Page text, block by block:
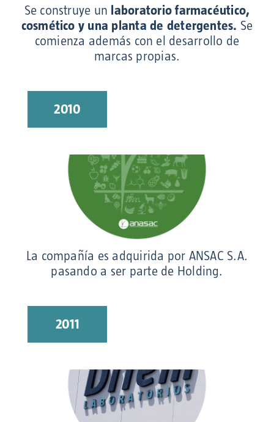
Se construye un laboratorio farmacéutico,
cosmético y una planta de detergentes. Se
comienza además con el desarrollo de
marcas propias.
2010
La compañía es adquirida por ANSAC S.A.
pasando a ser parte de Holding.
2011